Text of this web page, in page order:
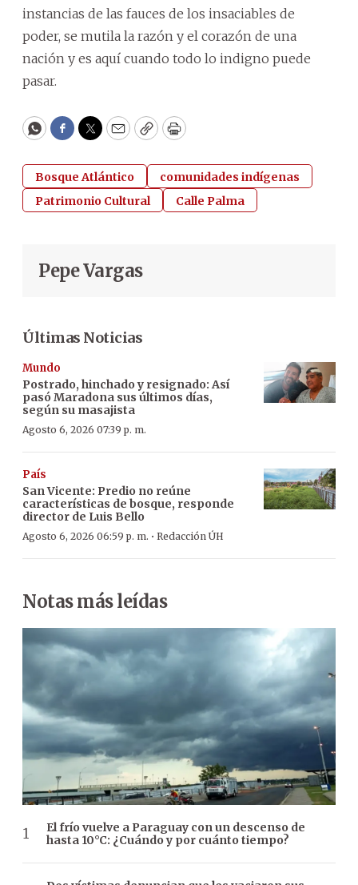
instancias de las fauces de los insaciables de
poder, se mutila la razón y el corazón de una
nación y es aquí cuando todo lo indigno puede
pasar.
WhatsApp
Facebook
Twitter
EmailCopyPrint
Bosque Atlántico
comunidades indígenas
Patrimonio Cultural
Calle Palma
Pepe Vargas
Últimas Noticias
Mundo
Postrado, hinchado y resignado: Así
pasó Maradona sus últimos días,
según su masajista
Agosto 6, 2026 07:39 p. m.
País
San Vicente: Predio no reúne
características de bosque, responde
director de Luis Bello
Agosto 6, 2026 06:59 p. m. · Redacción ÚH
Notas más leídas
El frío vuelve a Paraguay con un descenso de
hasta 10°C: ¿Cuándo y por cuánto tiempo?